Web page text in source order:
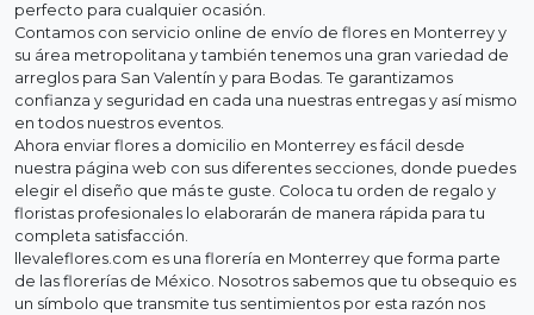
perfecto para cualquier ocasión.
Contamos con servicio online de envío de flores en Monterrey y
su área metropolitana y también tenemos una gran variedad de
arreglos para San Valentín y para Bodas. Te garantizamos
confianza y seguridad en cada una nuestras entregas y así mismo
en todos nuestros eventos.
Ahora enviar flores a domicilio en Monterrey es fácil desde
nuestra página web con sus diferentes secciones, donde puedes
elegir el diseño que más te guste. Coloca tu orden de regalo y
floristas profesionales lo elaborarán de manera rápida para tu
completa satisfacción.
llevaleflores.com es una florería en Monterrey que forma parte
de las florerías de México. Nosotros sabemos que tu obsequio es
un símbolo que transmite tus sentimientos por esta razón nos